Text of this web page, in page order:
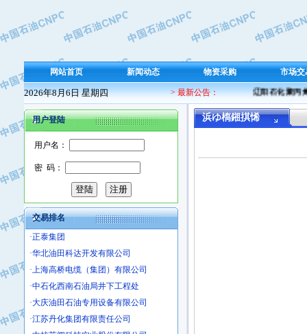
网站首页 新闻动态 物资采购 市场交
2026年8月6日 星期四 > 最新公告： 辽阳石化聚丙烯
用户登陆
用户名：
密 码：
交易排名
·保定北奥石油物探特种车辆制造有限
·盘锦辽河油田天意石油装备有限公司
·沧州市电气控制设备厂
·南石力天传动件有限公司
·浙江瑞普环境技术有限公司
·华北石油新大禹环保设备有限公司
·河北翼凌机械制造总厂
·萍乡市庞泰化工填料有限公司
·上海宝钢商贸有限公司
·辽河石油勘探局总机械厂
·正泰集团
·华北油田科达开发有限公司
·上海高桥电缆（集团）有限公司
·中石化西南石油局井下工程处
·大庆油田石油专用设备有限公司
·江苏丹化集团有限责任公司
·中核苏阀科技实业股份有限公司
浜ゆ槗鎺掑悕